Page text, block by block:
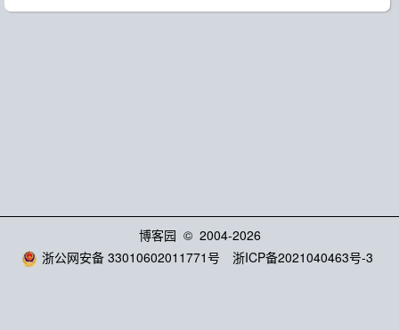
博客园 © 2004-2026
浙公网安备 33010602011771号
浙ICP备2021040463号-3